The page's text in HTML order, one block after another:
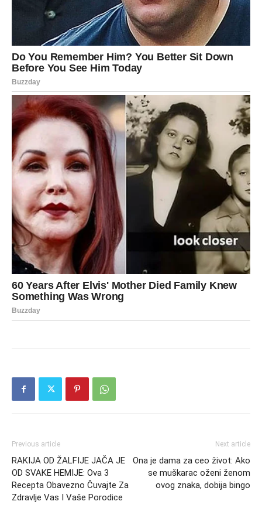
Previous article
RAKIJA OD ŽALFIJE JAČA JE
OD SVAKE HEMIJE: Ova 3
Recepta Obavezno Čuvajte Za
Zdravlje Vas I Vaše Porodice
Next article
Ona je dama za ceo život: Ako
se muškarac oženi ženom
ovog znaka, dobija bingo